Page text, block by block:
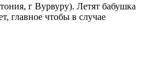
г Вурвуру). Летят бабушка
главное чтобы в случае